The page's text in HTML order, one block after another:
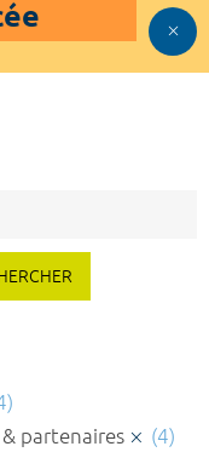
partenaires
(4)